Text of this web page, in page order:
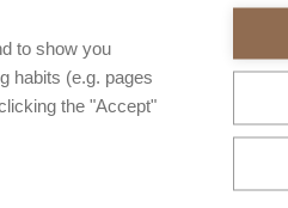
Calidad y adherencia garantizada
to show you
habits (e.g. pages
the "Accept"